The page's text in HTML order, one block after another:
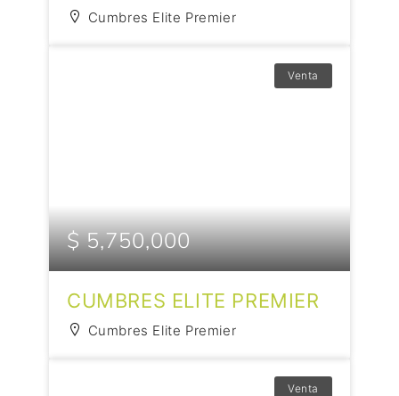
Cumbres Elite Premier
Venta
$ 5,750,000
CUMBRES ELITE PREMIER
Cumbres Elite Premier
Venta